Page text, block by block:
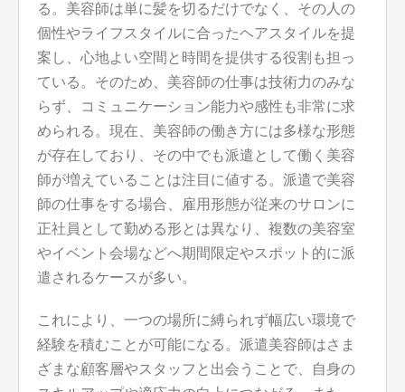
る。 美容師は単に髪を切るだけでなく、その人の
個性やライフスタイルに合ったヘアスタイルを提
案し、心地よい空間と時間を提供する役割も担っ
ている。そのため、美容師の仕事は技術力のみな
らず、コミュニケーション能力や感性も非常に求
められる。現在、美容師の働き方には多様な形態
が存在しており、その中でも派遣として働く美容
師が増えていることは注目に値する。派遣で美容
師の仕事をする場合、雇用形態が従来のサロンに
正社員として勤める形とは異なり、複数の美容室
やイベント会場などへ期間限定やスポット的に派
遣されるケースが多い。
これにより、一つの場所に縛られず幅広い環境で
経験を積むことが可能になる。派遣美容師はさま
ざまな顧客層やスタッフと出会うことで、自身の